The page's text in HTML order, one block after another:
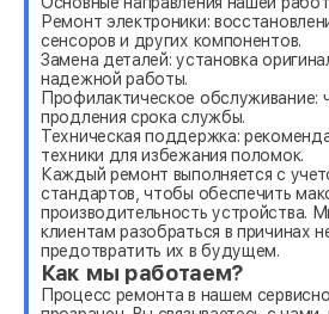
Ремонт электроники:
сенсоров и других компонентов.
Замена деталей: установка
надежной работы.
Профилактическое обслуживание:
продления срока службы.
Техническая поддержка:
техники для избежания поломок.
Каждый ремонт выполняется с
стандартов, чтобы обеспечить
производительность устройства.
клиентам разобраться в причинах
предотвратить их в будущем.
Как мы работаем?
Процесс ремонта в нашем